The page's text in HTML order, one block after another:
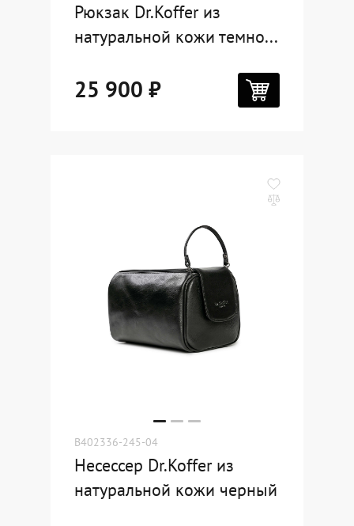
Рюкзак Dr.Koffer из
натуральной кожи темно...
25 900 ₽
B402336-245-04
Несессер Dr.Koffer из
натуральной кожи черный